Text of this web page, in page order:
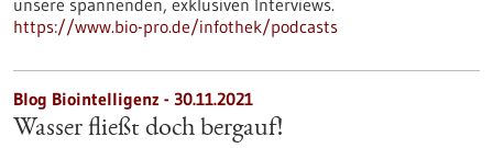
unsere spannenden, exklusiven Interviews.
https://www.bio-pro.de/infothek/podcasts
Blog Biointelligenz - 30.11.2021
Wasser fließt doch bergauf!